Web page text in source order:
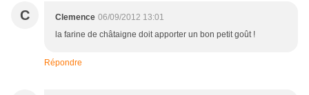
C Clemence 06/09/2012 13:01
la farine de châtaigne doit apporter un bon petit goût !
Répondre